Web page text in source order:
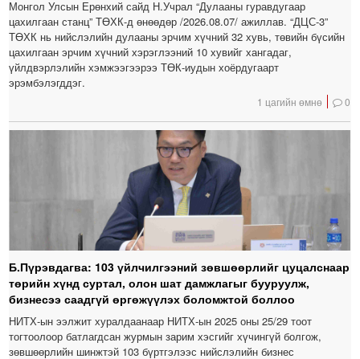
Монгол Улсын Ерөнхий сайд Н.Учрал “Дулааны гуравдугаар
цахилгаан станц” ТӨХК-д өнөөдөр /2026.08.07/ ажиллав. “ДЦС-3”
ТӨХК нь нийслэлийн дулааны эрчим хүчний 32 хувь, төвийн бүсийн
цахилгаан эрчим хүчний хэрэглээний 10 хувийг хангадаг,
үйлдвэрлэлийн хэмжээгээрээ ТӨК-иудын хоёрдугаарт
эрэмбэлэгддэг.
1 цагийн өмнө 0
Б.Пүрэвдагва: 103 үйлчилгээний зөвшөөрлийг цуцалснаар
төрийн хүнд суртал, олон шат дамжлагыг бууруулж,
бизнесээ саадгүй өргөжүүлэх боломжтой боллоо
НИТХ-ын ээлжит хуралдаанаар НИТХ-ын 2025 оны 25/29 тоот
тогтоолоор батлагдсан журмын зарим хэсгийг хүчингүй болгож,
зөвшөөрлийн шинжтэй 103 бүртгэлээс нийслэлийн бизнес